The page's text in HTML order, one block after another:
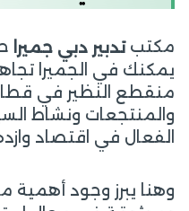
مكتبتدبير دبي جميرا
يمكنك في الجميرا
منقطع النظير في
والمنتجعات ونشاط
الفعال في اقتصاد
وهنا يبرز وجود أهمية